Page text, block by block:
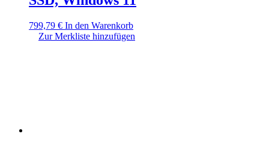
799,79 € In den Warenkorb
Zur Merkliste hinzufügen